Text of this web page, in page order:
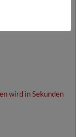
wird in Sekunden